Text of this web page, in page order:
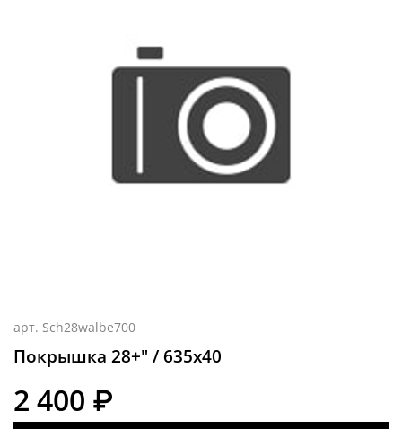
арт. Sch28walbe700
Покрышка 28+" / 635х40
2 400 ₽